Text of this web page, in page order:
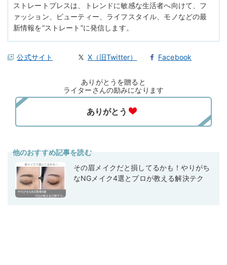
ストレートプレスは、トレンドに敏感な生活者へ向けて、フ
ァッション、ビューティー、ライフスタイル、モノなどの最
新情報を“ストレート”に発信します。
公式サイト X（旧Twitter） Facebook
ありがとうを贈ると
ライターさんの励みになります
他のおすすめ記事を読む
その眉メイクだと損してるかも！やりがち
なNGメイク4選とプロが教える解決テク